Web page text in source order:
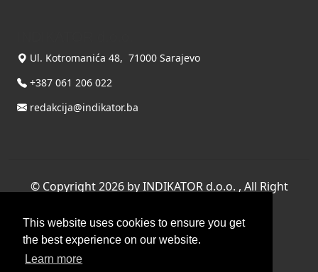
This website uses cookies to ensure you get
the best experience on our website.
Learn more
Ul. Kotromanića 48, 71000 Sarajevo
+387 061 206 022
redakcija@indikator.ba
© Copyright 2026 by INDIKATOR d.o.o. , All Right
Terms Of Use|Privacy Statement
Powered by THYME SYSTEMS doo